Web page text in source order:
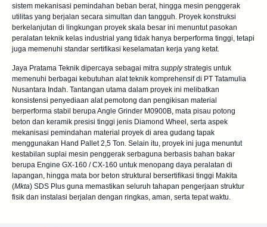
sistem mekanisasi pemindahan beban berat, hingga mesin penggerak
utilitas yang berjalan secara simultan dan tangguh. Proyek konstruksi
berkelanjutan di lingkungan proyek skala besar ini menuntut pasokan
peralatan teknik kelas industrial yang tidak hanya berperforma tinggi, tetapi
juga memenuhi standar sertifikasi keselamatan kerja yang ketat.
Jaya Pratama Teknik dipercaya sebagai mitra supplystrategis untuk
memenuhi berbagai kebutuhan alat teknik komprehensif di PT Tatamulia
Nusantara Indah. Tantangan utama dalam proyek ini melibatkan
konsistensi penyediaan alat pemotong dan pengikisan material
berperforma stabil berupaAngle Grinder M0900B, mata pisau potong
beton dan keramik presisi tinggi jenis Diamond Wheel , serta aspek
mekanisasi pemindahan material proyek di area gudang tapak
menggunakan Hand Pallet 2,5 Ton. Selain itu, proyek ini juga menuntut
kestabilan suplai mesin penggerak serbaguna berbasis bahan bakar
berupa Engine GX-160 / CX-160 untuk menopang daya peralatan di
lapangan, hingga mata bor beton struktural bersertifikasi tinggi Makita
(Mkta) SDS Plus guna memastikan seluruh tahapan pengerjaan struktur
fisik dan instalasi berjalan dengan ringkas, aman, serta tepat waktu.